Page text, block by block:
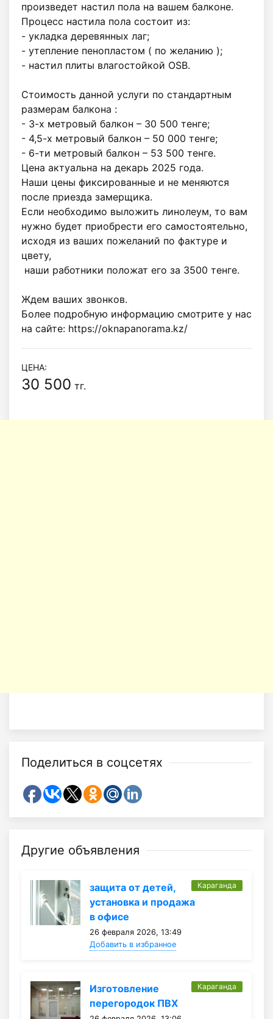
произведет настил пола на вашем балконе.
Процесс настила пола состоит из:
- укладка деревянных лаг;
- утепление пенопластом ( по желанию );
- настил плиты влагостойкой OSB.
Стоимость данной услуги по стандартным
размерам балкона :
- 3-х метровый балкон – 30 500 тенге;
- 4,5-х метровый балкон – 50 000 тенге;
- 6-ти метровый балкон – 53 500 тенге.
Цена актуальна на декарь 2025 года.
Наши цены фиксированные и не меняются
после приезда замерщика.
Если необходимо выложить линолеум, то вам
нужно будет приобрести его самостоятельно,
исходя из ваших пожеланий по фактуре и
цвету,
Ждем ваших звонков.
Более подробную информацию смотрите у нас
на сайте: https://oknapanorama.kz/
ЦЕНА:
30 500 тг.
Поделиться в соцсетях
Другие объявления
защита от детей,
установка и продажа
в офисе
26 февраля 2026, 13:49
Добавить в избранное
Караганда
Изготовление
перегородок ПВХ
Караганда